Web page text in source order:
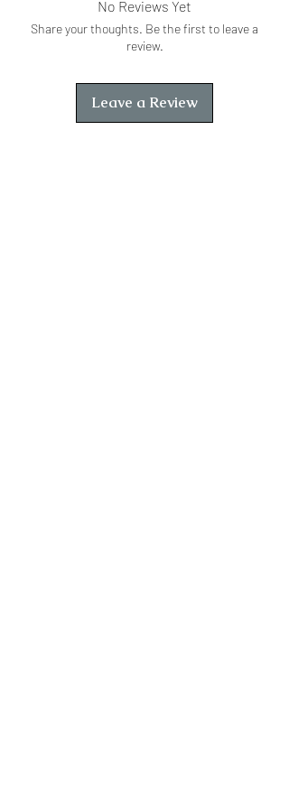
अभ्यास से कोई लाभ नहीं। "
No Reviews Yet
Share your thoughts. Be the first to leave a
review.
Leave a Review